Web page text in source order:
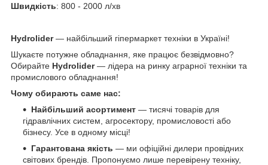
Швидкість: 800 - 2000 л/хв
Hydrolider— найбільший гіпермаркет техніки в Україні!
Шукаєте потужне обладнання, яке працює безвідмовно?
Обирайте Hydrolider— лідера на ринку аграрної техніки та
промислового обладнання!
Чому обирають саме нас:
Найбільший асортимент — тисячі товарів для
гідравлічних систем, агросектору, промисловості або
бізнесу. Усе в одному місці!
Гарантована якість — ми офіційні дилери провідних
світових брендів. Пропонуємо лише перевірену техніку,